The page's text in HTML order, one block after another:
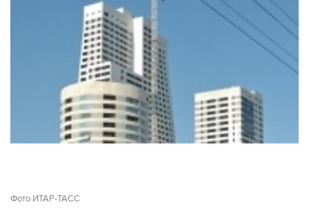
Фото ИТАР-ТАСС